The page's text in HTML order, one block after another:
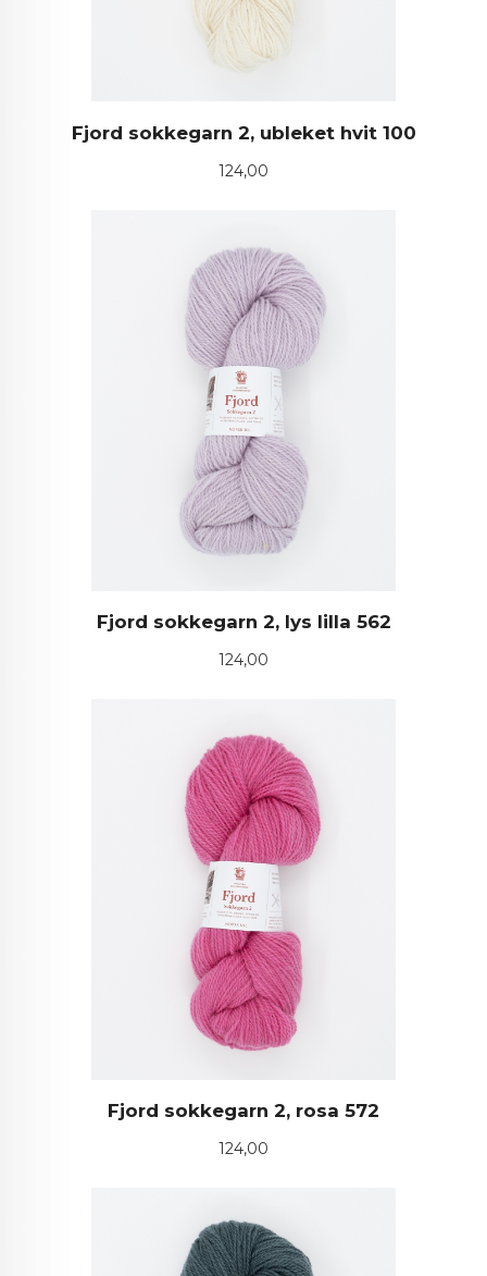
Fjord sokkegarn 2, ubleket hvit 100
Pris
124,00
Fjord sokkegarn 2, lys lilla 562
Pris
124,00
Fjord sokkegarn 2, rosa 572
Pris
124,00